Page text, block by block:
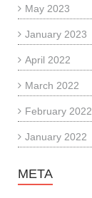
May 2023
January 2023
April 2022
March 2022
February 2022
January 2022
META